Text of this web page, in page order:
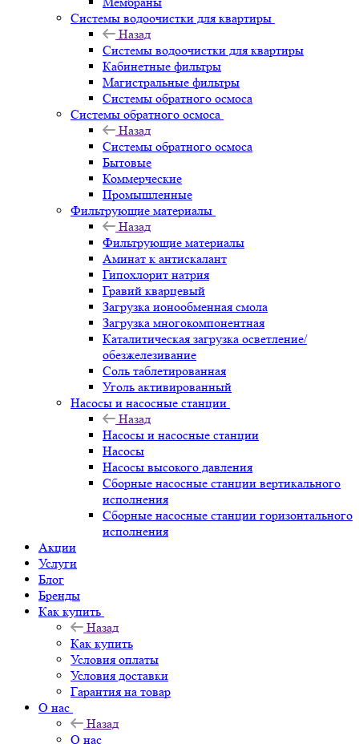
Системы водоочистки для квартиры
Назад
Системы водоочистки для квартиры
Кабинетные фильтры
Магистральные фильтры
Системы обратного осмоса
Системы обратного осмоса
Назад
Системы обратного осмоса
Бытовые
Коммерческие
Промышленные
Фильтрующие материалы
Назад
Фильтрующие материалы
Аминат к антискалант
Гипохлорит натрия
Гравий кварцевый
Загрузка ионообменная смола
Загрузка многокомпонентная
Каталитическая загрузка осветление/
обезжелезивание
Соль таблетированная
Уголь активированный
Насосы и насосные станции
Назад
Насосы и насосные станции
Насосы
Насосы высокого давления
Сборные насосные станции вертикального
исполнения
Сборные насосные станции горизонтального
исполнения
Акции
Услуги
Блог
Бренды
Как купить
Назад
Как купить
Условия оплаты
Условия доставки
Гарантия на товар
О нас
Назад
О нас